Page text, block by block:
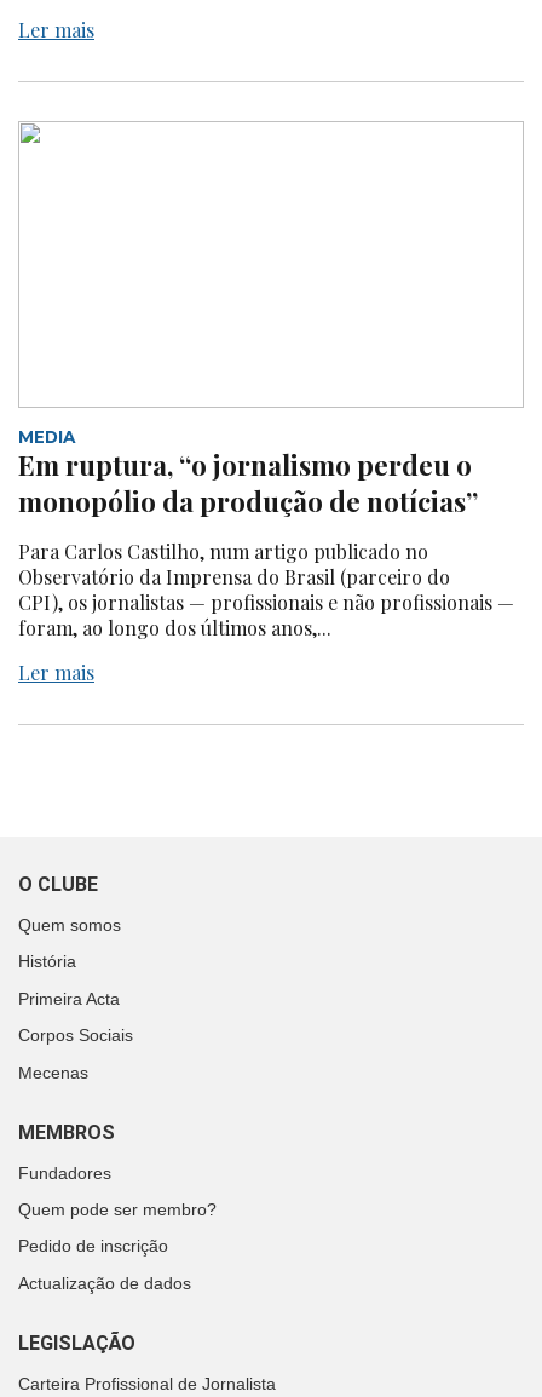
Ler mais
MEDIA
Em ruptura, “o jornalismo perdeu o
monopólio da produção de notícias”
Para Carlos Castilho, num artigo publicado no
Observatório da Imprensa do Brasil (parceiro do
CPI), os jornalistas — profissionais e não profissionais —
foram, ao longo dos últimos anos,...
Ler mais
O CLUBE
Quem somos
História
Primeira Acta
Corpos Sociais
Mecenas
MEMBROS
Fundadores
Quem pode ser membro?
Pedido de inscrição
Actualização de dados
LEGISLAÇÃO
Carteira Profissional de Jornalista